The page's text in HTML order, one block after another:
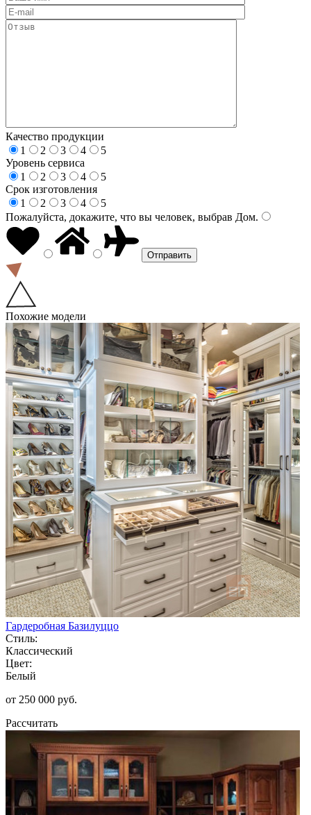
Качество продукции
1
2 3 4
5
Уровень сервиса
1
2 3 4
5
Срок изготовления
1
2 3 4
5
Пожалуйста, докажите, что вы человек, выбрав Дом.
Похожие модели
Гардеробная Базилуццо
Стиль:
Классический
Цвет:
Белый
от 250 000 руб.
Рассчитать